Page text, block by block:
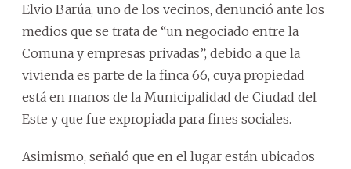
Elvio Barúa, uno de los vecinos, denunció ante los
medios que se trata de “un negociado entre la
Comuna y empresas privadas”, debido a que la
vivienda es parte de la finca 66, cuya propiedad
está en manos de la Municipalidad de Ciudad del
Este y que fue expropiada para fines sociales.
Asimismo, señaló que en el lugar están ubicados